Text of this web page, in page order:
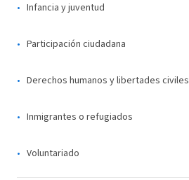
Infancia y juventud
Participación ciudadana
Derechos humanos y libertades civiles
Inmigrantes o refugiados
Voluntariado